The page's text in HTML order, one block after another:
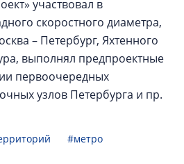
участвовал в
скоростного диаметра,
– Петербург, Яхтенного
выполнял предпроектные
первоочередных
узлов Петербурга и пр.
#метро